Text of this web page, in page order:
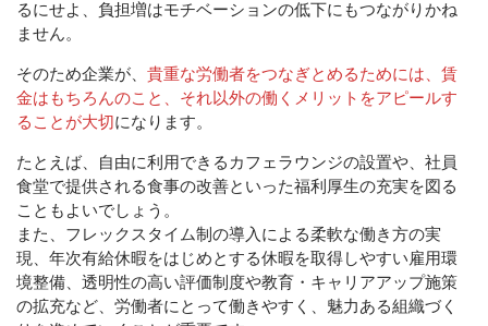
るにせよ、負担増はモチベーションの低下にもつながりかね
ません。
そのため企業が、 貴重な労働者をつなぎとめるためには、賃
金はもちろんのこと、それ以外の働くメリットをアピールす
ることが大切になります。
たとえば、自由に利用できるカフェラウンジの設置や、社員
食堂で提供される食事の改善といった福利厚生の充実を図る
こともよいでしょう。
また、フレックスタイム制の導入による柔軟な働き方の実
現、年次有給休暇をはじめとする休暇を取得しやすい雇用環
境整備、透明性の高い評価制度や教育・キャリアアップ施策
の拡充など、労働者にとって働きやすく、魅力ある組織づく